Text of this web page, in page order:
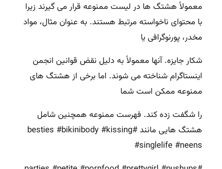
معمولاً هشتگ ها در لیست ممنوعه قرار می گیرند زیرا
با محتوای ناخواسته مرتبط هستند. به عنوان مثال، مواد
مخدر، پورنوگرافی یا
شکار جایزه. آنها معمولاً به دلیل نقض قوانین انجمن
اینستاگرام شناخته می شوند. اما برخی از هشتگ های
ممنوعه ممکن است شما
را شگفت زده کند. فهرست ممنوعه همچنین شامل
هشتگ هایی مانند #besties #bikinibody #kissing
#singlelife #neens